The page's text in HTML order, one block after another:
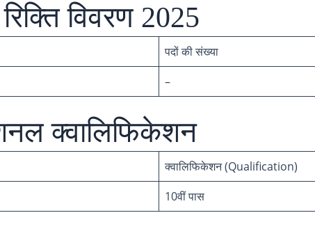
विवरण 2025
पदों की संख्या
–
क्वालिफिकेशन
क्वालिफिकेशन (Qualification)
10वीं पास